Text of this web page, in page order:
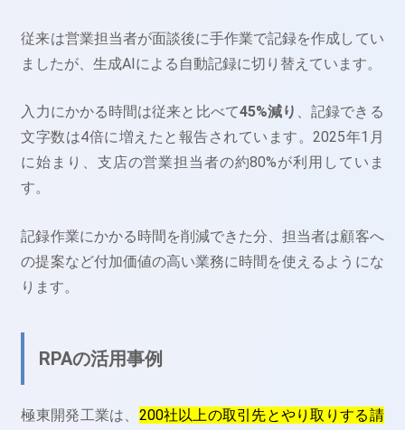
従来は営業担当者が面談後に手作業で記録を作成してい
ましたが、生成AIによる自動記録に切り替えています。
入力にかかる時間は従来と比べて45%減り 、記録できる
文字数は4倍に増えたと報告されています。2025年1月
に始まり、支店の営業担当者の約80%が利用していま
す。
記録作業にかかる時間を削減できた分、担当者は顧客へ
の提案など付加価値の高い業務に時間を使えるようにな
ります。
RPAの活用事例
極東開発工業は、 200社以上の取引先とやり取りする請